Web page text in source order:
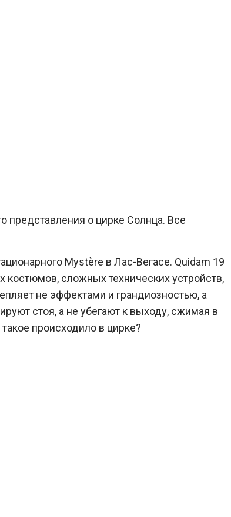
представления о цирке Солнца. Все
Mystère в Лас-Вегасе. Quidam 19
сложных технических устройств,
не эффектами и грандиозностью, а
стоя, а не убегают к выходу, сжимая в
происходило в цирке?